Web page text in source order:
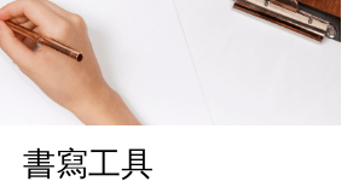
書寫工具